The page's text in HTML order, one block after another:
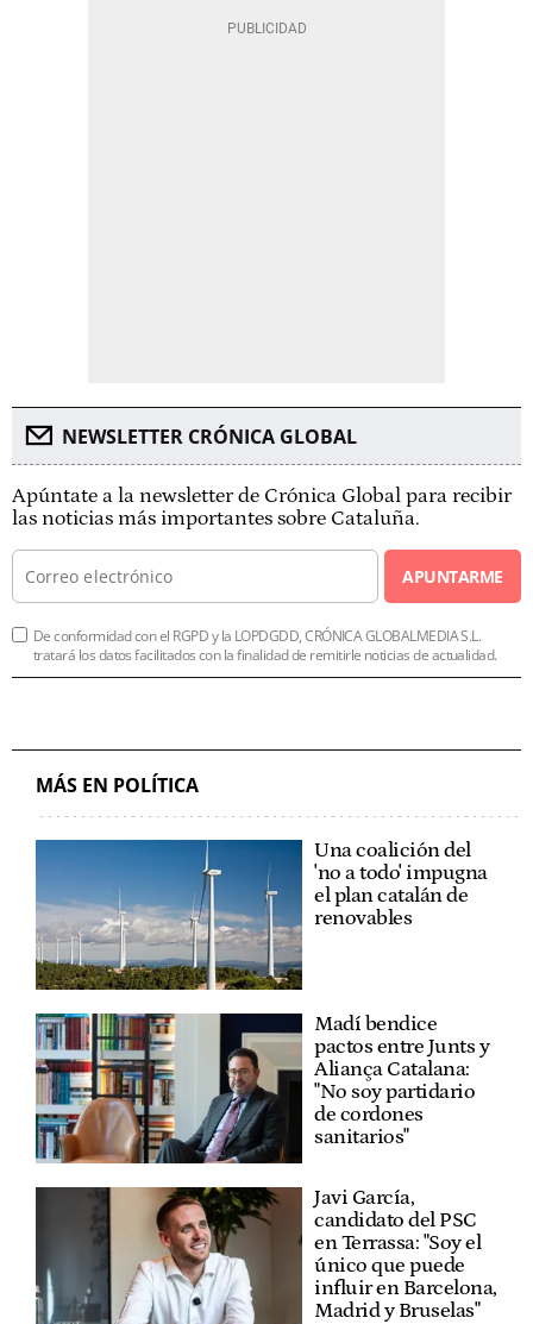
NEWSLETTER CRÓNICA GLOBAL
Apúntate a la newsletter de Crónica Global para recibir
las noticias más importantes sobre Cataluña.
APUNTARME
De conformidad con el RGPD y la LOPDGDD, CRÓNICA GLOBALMEDIA S.L.
tratará los datos facilitados con la finalidad de remitirle noticias de actualidad.
MÁS EN POLÍTICA
Una coalición del
'no a todo' impugna
el plan catalán de
renovables
Madí bendice
pactos entre Junts y
Aliança Catalana:
"No soy partidario
de cordones
sanitarios"
Javi García,
candidato del PSC
en Terrassa: "Soy el
único que puede
influir en Barcelona,
Madrid y Bruselas"